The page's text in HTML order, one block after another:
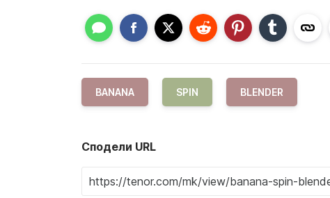
BANANA SPIN BLENDER
Сподели URL